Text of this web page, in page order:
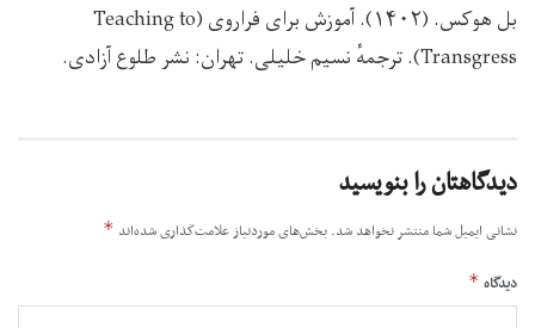
بل هوکس. (۱۴۰۲). آموزش برای فراروی (Teaching to
Transgress). ترجمهٔ نسیم خلیلی. تهران: نشر طلوع آزادی.
دیدگاهتان را بنویسید
نشانی ایمیل شما منتشر نخواهد شد. بخش‌های موردنیاز علامت‌گذاری شده‌اند *
دیدگاه *